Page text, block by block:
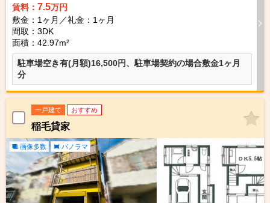
賃料： 7.5万円
敷金：1ヶ月／礼金：1ヶ月
間取：3DK
面積：42.97m²
駐車場空き有(月額)16,500円、駐車場契約の場合敷金1ヶ月
分
一戸建て おすすめ
稲毛貸家
画像多数 パノラマ